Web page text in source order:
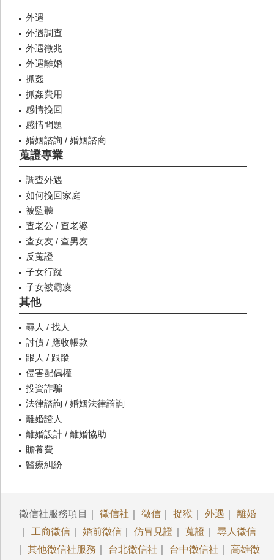
外遇
外遇調查
外遇徵兆
外遇離婚
抓姦
抓姦費用
感情挽回
感情問題
婚姻諮詢 / 婚姻諮商
蒐證專業
調查外遇
如何挽回家庭
被監聽
查老公 / 查老婆
查女友 / 查男友
反蒐證
子女行蹤
子女被霸凌
其他
尋人 / 找人
討債 / 應收帳款
跟人 / 跟蹤
侵害配偶權
投資詐騙
法律諮詢 / 婚姻法律諮詢
離婚證人
離婚設計 / 離婚協助
贍養費
醫療糾紛
徵信社服務項目｜ 徵信社 徵信 捉猴 外遇
離婚
工商徵信 婚前徵信 仿冒見證 蒐證
尋人徵信
其他徵信社服務 台北徵信社 台中徵信社 高雄徵